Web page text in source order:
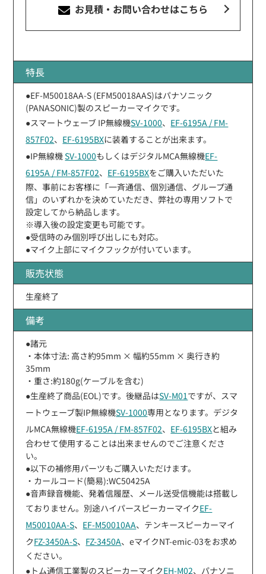
お見積・お問い合わせはこちら
特長
●EF-M50018AA-S (EFM50018AAS)はパナソニック
(PANASONIC)製のスピーカーマイクです。
●スマートウェーブ IP無線機SV-1000、 EF-6195A / FM-
857F02、 EF-6195BXに装着することが出来ます。
●IP無線機SV-1000もしくはデジタルMCA無線機EF-
6195A / FM-857F02、 EF-6195BXをご購入いただいた
際、事前にお客様に「一斉通信、個別通信、グループ通
信」のいずれかを決めていただき、弊社の専用ソフトで
設定してから納品します。
※導入後の設定変更も可能です。
●受信時のみ個別呼び出しにも対応。
●マイク上部にマイクフックが付いています。
販売状態
生産終了
備考
●諸元
・本体寸法: 高さ約95mm × 幅約55mm × 奥行き約
35mm
・重さ:約180g(ケーブルを含む)
●生産終了商品(EOL)です。後継品はSV-M01 ですが、スマ
ートウェーブ製IP無線機SV-1000専用となります。デジタ
ルMCA無線機EF-6195A / FM-857F02、 EF-6195BXと組み
合わせて使用することは出来ませんのでご注意くださ
い。
●以下の補修用パーツもご購入いただけます。
・カールコード(簡易):WC50425A
●音声録音機能、発着信履歴、メール送受信機能は搭載し
ておりません。別途ハイパースピーカーマイクEF-
M50010AA-S、 EF-M50010AA、テンキースピーカーマイ
クFZ-3450A-S、 FZ-3450A、eマイクNT-emic-03をお求め
ください。
●トム通信工業製のスピーカーマイクEH-M02、パナソニ